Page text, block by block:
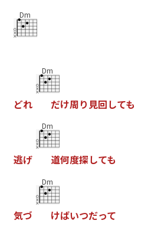
Dm
どれ
Dm
だけ周り 見回しても
逃げ
Dm
道何度探しても
気づ
Dm
けばいつだって